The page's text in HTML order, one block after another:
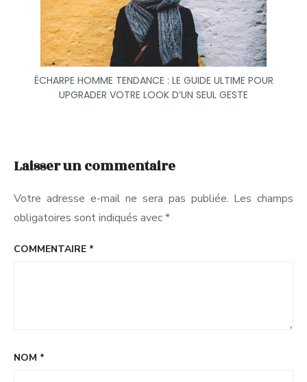
ÉCHARPE HOMME TENDANCE : LE GUIDE ULTIME POUR
UPGRADER VOTRE LOOK D’UN SEUL GESTE
Laisser un commentaire
Votre adresse e-mail ne sera pas publiée. Les champs
obligatoires sont indiqués avec*
COMMENTAIRE *
NOM *